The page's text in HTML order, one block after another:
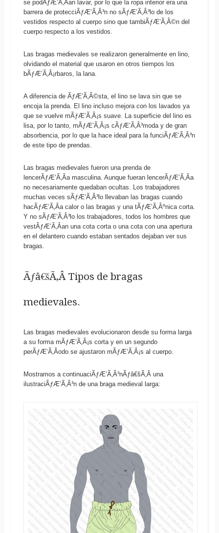
se podÃƒÆ’Ã‚Â­an lavar, por lo que la ropa interior era una
barrera de protecciÃƒÆ’Ã‚Â³n no sÃƒÆ’Ã‚Â³lo de los
vestidos respecto al cuerpo sino que tambiÃƒÆ’Ã‚Â©n del
cuerpo respecto a los vestidos.
Las bragas medievales se realizaron generalmente en lino,
olvidando el material que usaron en otros tiempos los
bÃƒÆ’Ã‚Â¡rbaros, la lana.
A diferencia de ÃƒÆ’Ã‚Â©sta, el lino se lava sin que se
encoja la prenda. El lino incluso mejora con los lavados ya
que se vuelve mÃƒÆ’Ã‚Â¡s suave. La superficie del lino es
lisa, por lo tanto, mÃƒÆ’Ã‚Â¡s cÃƒÆ’Ã‚Â³moda y de gran
absorbencia, por lo que la hace ideal para la funciÃƒÆ’Ã‚Â³n
de este tipo de prendas.
Las bragas medievales fueron una prenda de
lencerÃƒÆ’Ã‚Â­a masculina. Aunque fueran lencerÃƒÆ’Ã‚Â­a
no necesariamente quedaban ocultas. Los trabajadores
muchas veces sÃƒÆ’Ã‚Â³lo llevaban las bragas cuando
hacÃƒÆ’Ã‚Â­a calor o las bragas y una tÃƒÆ’Ã‚Âºnica corta.
Y no sÃƒÆ’Ã‚Â³lo los trabajadores, todos los hombres que
vestÃƒÆ’Ã‚Â­an una cota corta o una cota con una apertura
en el delantero cuando estaban sentados dejaban ver sus
bragas.
Ãƒâ€šÃ‚Â Tipos de bragas
medievales.
Las bragas medievales evolucionaron desde su forma larga
a su forma mÃƒÆ’Ã‚Â¡s corta y en un segundo
perÃƒÆ’Ã‚Â­odo se ajustaron mÃƒÆ’Ã‚Â¡s al cuerpo.
Mostramos a continuaciÃƒÆ’Ã‚Â³nÃƒâ€šÃ‚Â una
ilustraciÃƒÆ’Ã‚Â³n de una braga medieval larga: